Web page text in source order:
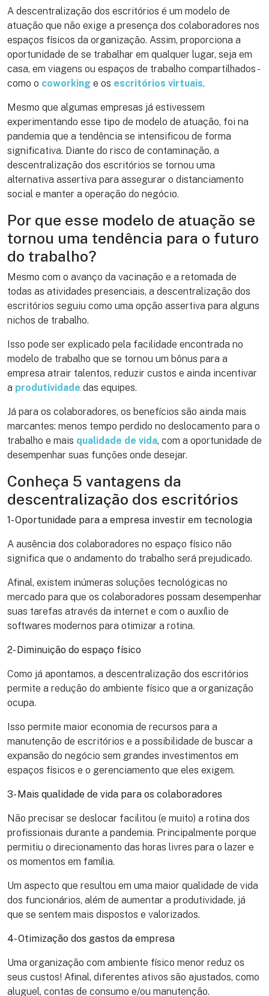
A descentralização dos escritórios é um modelo de
atuação que não exige a presença dos colaboradores nos
espaços físicos da organização. Assim, proporciona a
oportunidade de se trabalhar em qualquer lugar, seja em
casa, em viagens ou espaços de trabalho compartilhados -
como o coworking e os escritórios virtuais.
Mesmo que algumas empresas já estivessem
experimentando esse tipo de modelo de atuação, foi na
pandemia que a tendência se intensificou de forma
significativa. Diante do risco de contaminação, a
descentralização dos escritórios se tornou uma
alternativa assertiva para assegurar o distanciamento
social e manter a operação do negócio.
Por que esse modelo de atuação se
tornou uma tendência para o futuro
do trabalho?
Mesmo com o avanço da vacinação e a retomada de
todas as atividades presenciais, a descentralização dos
escritórios seguiu como uma opção assertiva para alguns
nichos de trabalho.
Isso pode ser explicado pela facilidade encontrada no
modelo de trabalho que se tornou um bônus para a
empresa atrair talentos, reduzir custos e ainda incentivar
a produtividade das equipes.
Já para os colaboradores, os benefícios são ainda mais
marcantes: menos tempo perdido no deslocamento para o
trabalho e mais qualidade de vida, com a oportunidade de
desempenhar suas funções onde desejar.
Conheça 5 vantagens da
descentralização dos escritórios
1- Oportunidade para a empresa investir em tecnologia
A ausência dos colaboradores no espaço físico não
significa que o andamento do trabalho será prejudicado.
Afinal, existem inúmeras soluções tecnológicas no
mercado para que os colaboradores possam desempenhar
suas tarefas através da internet e com o auxílio de
softwares modernos para otimizar a rotina.
2- Diminuição do espaço físico
Como já apontamos, a descentralização dos escritórios
permite a redução do ambiente físico que a organização
ocupa.
Isso permite maior economia de recursos para a
manutenção de escritórios e a possibilidade de buscar a
expansão do negócio sem grandes investimentos em
espaços físicos e o gerenciamento que eles exigem.
3- Mais qualidade de vida para os colaboradores
Não precisar se deslocar facilitou (e muito) a rotina dos
profissionais durante a pandemia. Principalmente porque
permitiu o direcionamento das horas livres para o lazer e
os momentos em família.
Um aspecto que resultou em uma maior qualidade de vida
dos funcionários, além de aumentar a produtividade, já
que se sentem mais dispostos e valorizados.
4- Otimização dos gastos da empresa
Uma organização com ambiente físico menor reduz os
seus custos! Afinal, diferentes ativos são ajustados, como
aluguel, contas de consumo e/ou manutenção.